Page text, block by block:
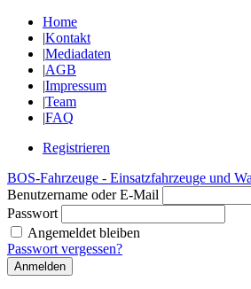
Home
|Kontakt
|Mediadaten
|AGB
|Impressum
|Team
|FAQ
Registrieren
BOS-Fahrzeuge - Einsatzfahrzeuge und
Benutzername oder E-Mail
Passwort
Angemeldet bleiben
Passwort vergessen?